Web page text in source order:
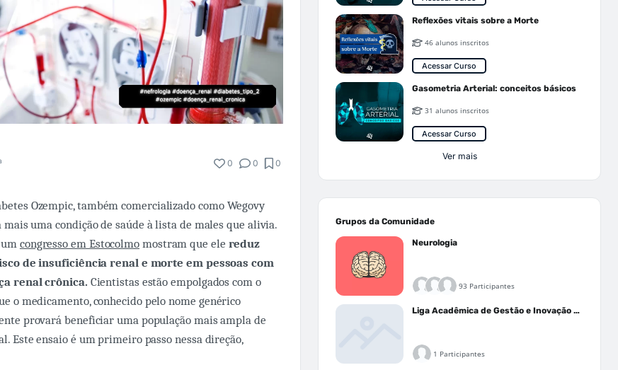
0 0 0
Ozempic, também comercializado como Wegovy
mais uma condição de saúde à lista de males que alivia.
congresso em Estocolmo mostram que ele reduz
de insuficiência renal e morte em pessoas com
renal crônica. Cientistas estão empolgados com o
o medicamento, conhecido pelo nome genérico
provará beneficiar uma população mais ampla de
Este ensaio é um primeiro passo nessa direção,
Reflexões vitais sobre a Morte
46 alunos inscritos
Acessar Curso
Gasometria Arterial: conceitos básicos
31 alunos inscritos
Acessar Curso
Ver mais
Grupos da Comunidade
Neurologia
93 Participantes
Liga Acadêmica de Gestão e Inovação Médica - LAGIM
1 Participantes